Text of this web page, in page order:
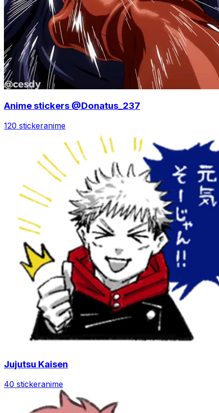
Anime stickers @Donatus_237
120 stickeranime
Jujutsu Kaisen
40 stickeranime